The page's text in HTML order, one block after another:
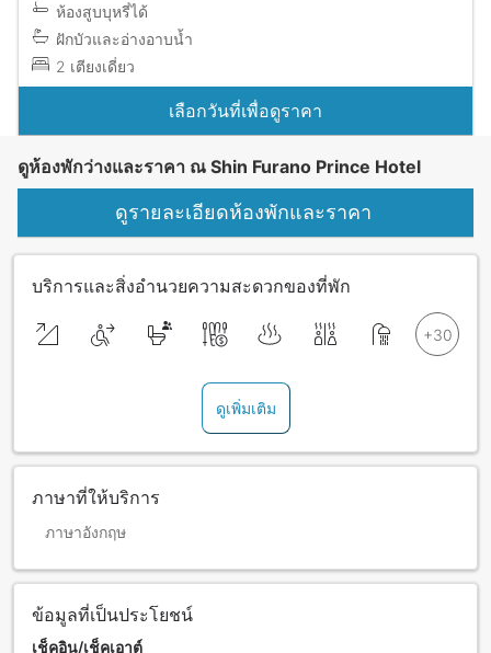
ห้องสูบบุหรี่ได้
ฝักบัวและอ่างอาบน้ำ
2 เตียงเดี่ยว
เลือกวันที่เพื่อดูราคา
ดูห้องพักว่างและราคา ณ Shin Furano Prince Hotel
ดูรายละเอียดห้องพักและราคา
บริการและสิ่งอำนวยความสะดวกของที่พัก
ดูเพิ่มเติม
ภาษาที่ให้บริการ
ภาษาอังกฤษ
ข้อมูลที่เป็นประโยชน์
เช็คอิน/เช็คเอาต์